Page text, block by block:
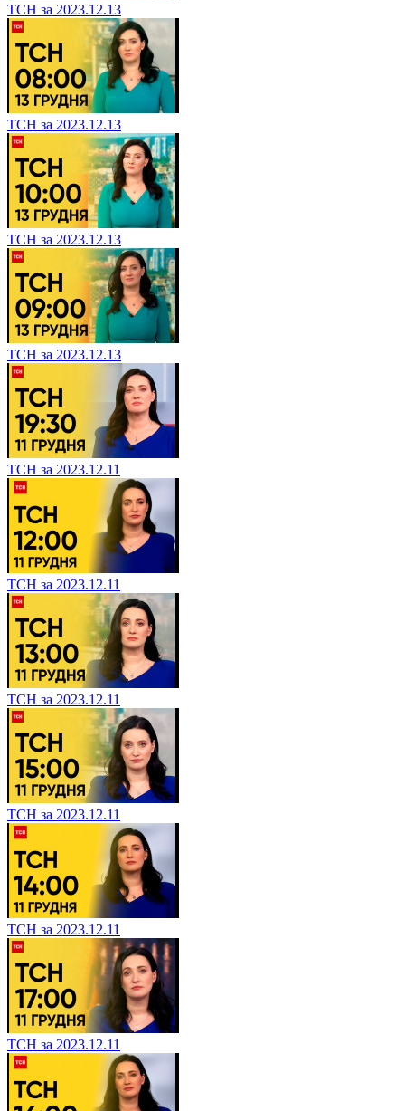
ТСН за 2023.12.13
ТСН за 2023.12.13
ТСН за 2023.12.13
ТСН за 2023.12.13
ТСН за 2023.12.11
ТСН за 2023.12.11
ТСН за 2023.12.11
ТСН за 2023.12.11
ТСН за 2023.12.11
ТСН за 2023.12.11